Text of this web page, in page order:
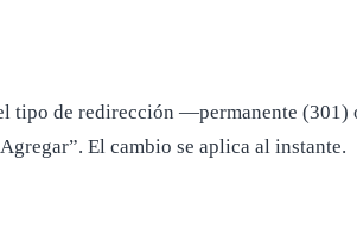
tipo de redirección —permanente
El cambio se aplica al instante.